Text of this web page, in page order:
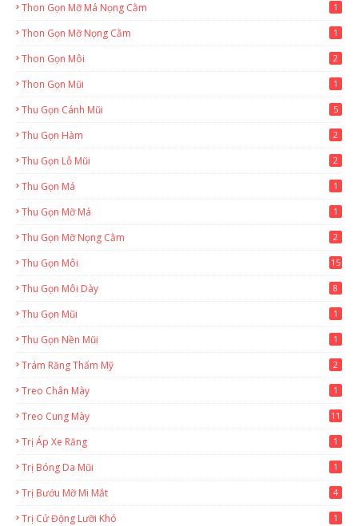
Thon Gọn Mỡ Má Nọng Cằm 1
Thon Gọn Mỡ Nọng Cằm 1
Thon Gọn Môi 2
Thon Gọn Mũi 1
Thu Gọn Cánh Mũi 5
Thu Gọn Hàm 2
Thu Gọn Lỗ Mũi 2
Thu Gọn Má 1
Thu Gọn Mỡ Má 1
Thu Gọn Mỡ Nọng Cằm 2
Thu Gọn Môi 15
Thu Gọn Môi Dày 8
Thu Gọn Mũi 1
Thu Gọn Nền Mũi 1
Trám Răng Thẩm Mỹ 2
Treo Chân Mày 1
Treo Cung Mày 11
Trị Áp Xe Răng 1
Trị Bóng Da Mũi 1
Trị Bướu Mỡ Mi Mắt 4
Trị Cử Động Lưỡi Khó 1